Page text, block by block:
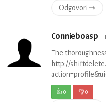
Odgovori ⇾
Connieboasp
The
http://
👍0 👎0